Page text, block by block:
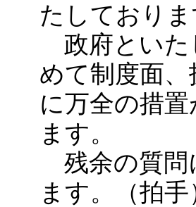
たしておりま
政府といた
めて制度面
に万全の措
ます。
残余の質問
ます。（拍手